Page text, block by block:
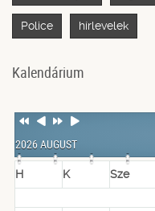
Police hírlevelek
Kalendárium
Previous
Previous
NextNext
2026 AUGUST
H K Sze